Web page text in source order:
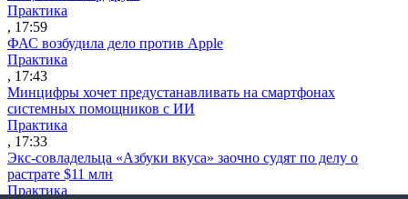
Практика
, 17:59
ФАС возбудила дело против Apple
Практика
, 17:43
Минцифры хочет предустанавливать на смартфонах
системных помощников с ИИ
Практика
, 17:33
Экс-совладельца «Азбуки вкуса» заочно судят по делу о
растрате $11 млн
Практика